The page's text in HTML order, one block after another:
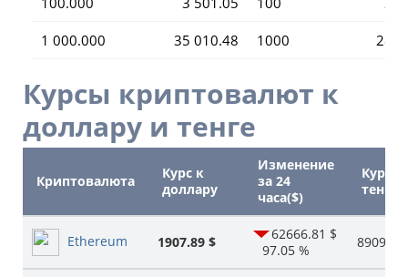
1 000.000 35 010.48 1000
Курсы криптовалют к
доллару и тенге
Криптовалюта
Курс к
доллару
Изменение
за 24
часа($)
Курс к
тенге
Ethereum 1907.89 $
62666.81 $
97.05 %